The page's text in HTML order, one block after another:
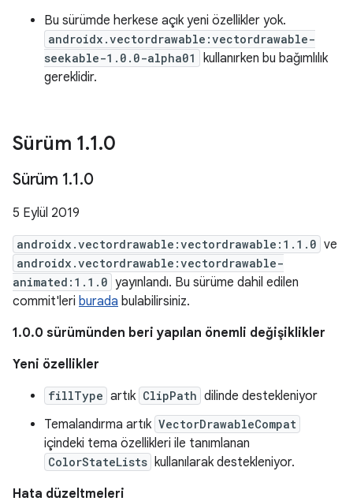
Bu sürümde herkese açık yeni özellikler yok.
androidx.vectordrawable:vectordrawable-
seekable-1.0.0-alpha01
kullanırken bu bağımlılık
gereklidir.
Sürüm 1.1.0
Sürüm 1.1.0
5 Eylül 2019
androidx.vectordrawable:vectordrawable:1.1.0 ve
androidx.vectordrawable:vectordrawable-
animated:1.1.0 yayınlandı. Bu sürüme dahil edilen
commit'leri burada bulabilirsiniz.
1.0.0 sürümünden beri yapılan önemli değişiklikler
Yeni özellikler
fillType artık ClipPath dilinde destekleniyor
Temalandırma artık VectorDrawableCompat
içindeki tema özellikleri ile tanımlanan
ColorStateLists kullanılarak destekleniyor.
Hata düzeltmeleri